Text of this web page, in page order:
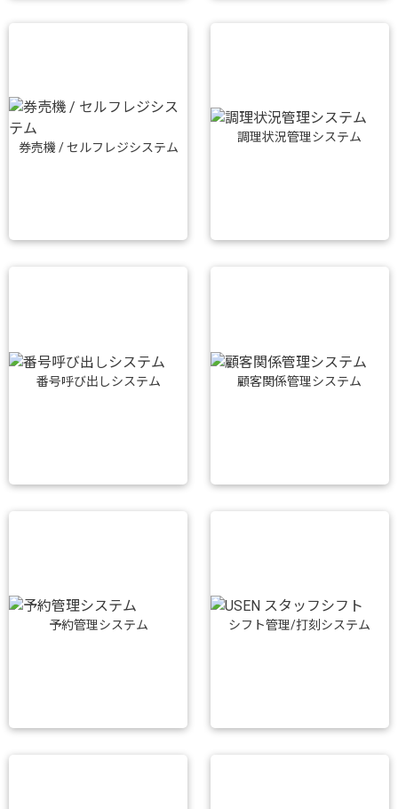
券売機 / セルフレジシステム
調理状況管理システム
番号呼び出しシステム 顧客関係管理システム
予約管理システム シフト管理/打刻システム